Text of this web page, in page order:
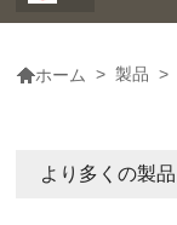
ホーム > 製品 >
より多くの製品